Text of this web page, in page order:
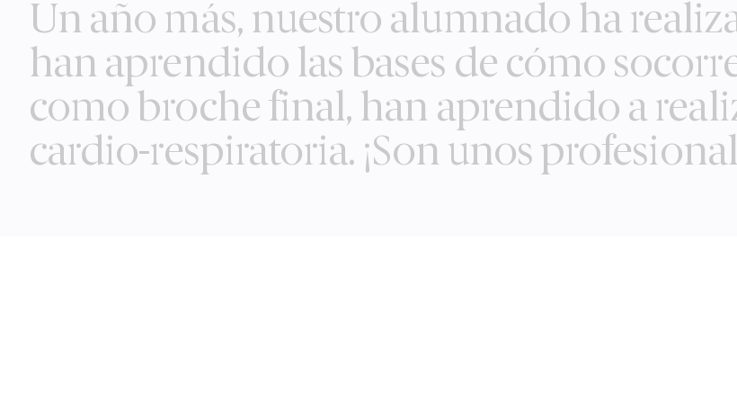
contentUn año más, nuestro alumnado ha
han aprendido las bases de cómo
como broche final, han aprendido a
cardio-respiratoria. ¡Son unos